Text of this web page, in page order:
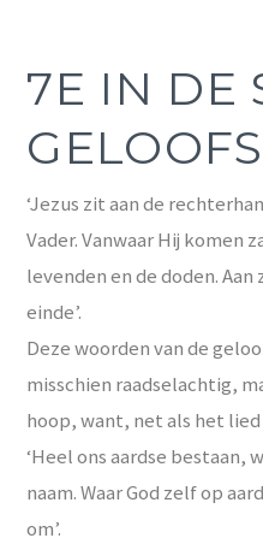
7E IN DE
‘Jezus zit aan de
Vader. Vanwaar Hij komen
levenden en de doden.
einde’.
Deze woorden van de
misschien raadselachtig,
hoop, want, net als het
‘Heel ons aardse bestaan,
naam. Waar God zelf op
om’.